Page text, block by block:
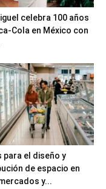
celebra 100 años
Cola en México con
para el diseño y
de espacio en
y...